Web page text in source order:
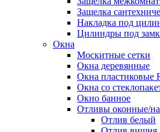
Защелка
Накладка под
Цилиндры под
Окна
Москитные сетки
Окна деревянные
Окна пластиковые
Окна со
Окно банное
Отливы оконные/
Отлив белый